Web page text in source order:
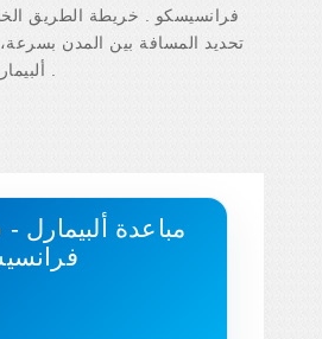
فرانسيسكو . خريطة الطريق
تحديد المسافة بين المدن
مباعدة ألبيمارل